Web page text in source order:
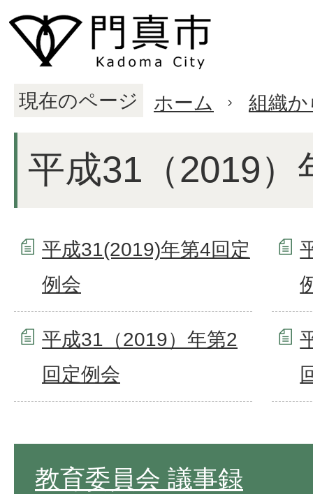
現在のページ ホーム 組織
平成31（2019）
平成31(2019)年第4回定
例会
平成31（2019）年第2
回定例会
教育委員会 議事録